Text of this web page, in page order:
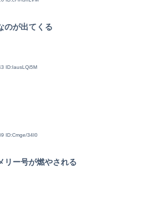
のが出てくる
ID:IausLQi5M
ID:Cmge/34I0
リー号が燃やされる